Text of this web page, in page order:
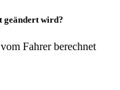
geändert wird?
Fahrer berechnet